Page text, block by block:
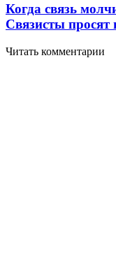
Когда связь
Связисты
Читать комментарии